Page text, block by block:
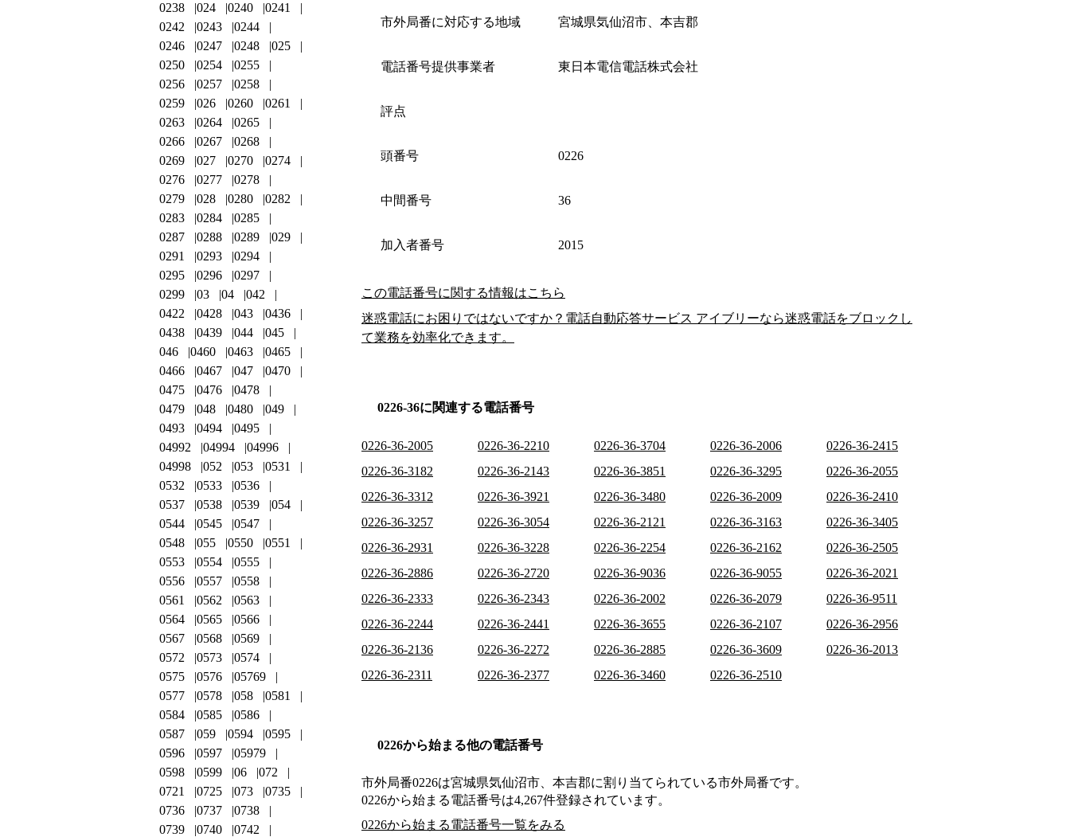
市外局番に対応する地域 宮城県気仙沼市、本吉郡
電話番号提供事業者 東日本電信電話株式会社
評点
頭番号 0226
中間番号 36
加入者番号 2015
この電話番号に関する情報はこちら
迷惑電話にお困りではないですか？電話自動応答サービス アイブリーなら迷惑電話をブロックし
て業務を効率化できます。
0226-36に関連する電話番号
0226-36-2005 0226-36-2210 0226-36-3704 0226-36-2006
0226-36-2415
0226-36-3182
0226-36-2143 0226-36-3851 0226-36-3295
0226-36-2055
0226-36-3312
0226-36-3921 0226-36-3480 0226-36-2009
0226-36-2410
0226-36-3257
0226-36-3054 0226-36-2121 0226-36-3163
0226-36-3405
0226-36-2931
0226-36-3228 0226-36-2254 0226-36-2162
0226-36-2505
0226-36-2886
0226-36-2720 0226-36-9036 0226-36-9055
0226-36-2021
0226-36-2333
0226-36-2343 0226-36-2002 0226-36-2079
0226-36-9511
0226-36-2244
0226-36-2441 0226-36-3655 0226-36-2107
0226-36-2956
0226-36-2136
0226-36-2272 0226-36-2885 0226-36-3609
0226-36-2013
0226-36-2311
0226-36-2377 0226-36-3460 0226-36-2510
0226から始まる他の電話番号
市外局番0226は宮城県気仙沼市、本吉郡に割り当てられている市外局番です。
0226から始まる電話番号は4,267件登録されています。
0226から始まる電話番号一覧をみる
0238
024 0240
0241
0242
0243
0244
0246
0247 0248
025
0250
0254
0255
0256
0257
0258
0259
026 0260
0261
0263
0264
0265
0266
0267
0268
0269
027 0270
0274
0276
0277
0278
0279
028 0280
0282
0283
0284
0285
0287
0288 0289
029
0291
0293
0294
0295
0296
0297
0299
03 04
042
0422
0428 043
0436
0438
0439 044
045
046
0460 0463
0465
0466
0467 047
0470
0475
0476
0478
0479
048 0480
049
0493
0494
0495
04992
04994
04996
04998
052 053
0531
0532
0533
0536
0537
0538 0539
054
0544
0545
0547
0548
055 0550
0551
0553
0554
0555
0556
0557
0558
0561
0562
0563
0564
0565
0566
0567
0568
0569
0572
0573
0574
0575
0576
05769
0577
0578 058
0581
0584
0585
0586
0587
059 0594
0595
0596
0597
05979
0598
0599 06
072
0721
0725 073
0735
0736
0737
0738
0739
0740
0742